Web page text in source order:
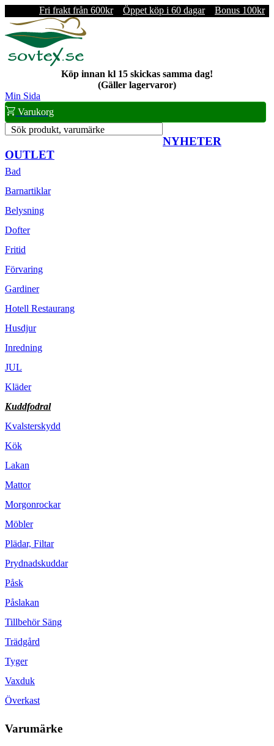
Fri frakt från 600kr Öppet köp i 60 dagar Bonus 100kr
Köp innan kl 15 skickas samma dag!
(Gäller lagervaror)
Min Sida
Varukorg
Sök produkt, varumärke
NYHETER
OUTLET
Bad
Barnartiklar
Belysning
Dofter
Fritid
Förvaring
Gardiner
Hotell Restaurang
Husdjur
Inredning
JUL
Kläder
Kuddfodral
Kvalsterskydd
Kök
Lakan
Mattor
Morgonrockar
Möbler
Plädar, Filtar
Prydnadskuddar
Påsk
Påslakan
Tillbehör Säng
Trädgård
Tyger
Vaxduk
Överkast
Varumärke